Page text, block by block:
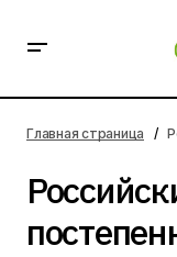
Главная страница